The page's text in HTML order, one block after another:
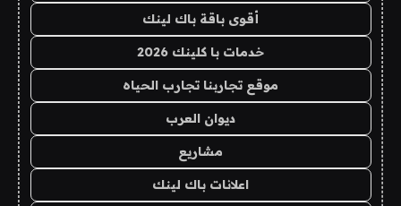
أقوى باقة باك لينك
خدمات با كلينك 2026
موقع تجاربنا تجارب الحياه
ديوان العرب
مشاريع
اعلانات باك لينك